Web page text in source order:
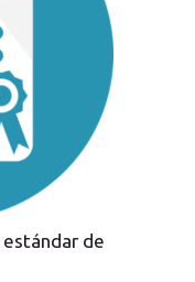
estándar de